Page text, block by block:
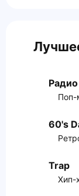
Поп-
60's
Trap
Хип-